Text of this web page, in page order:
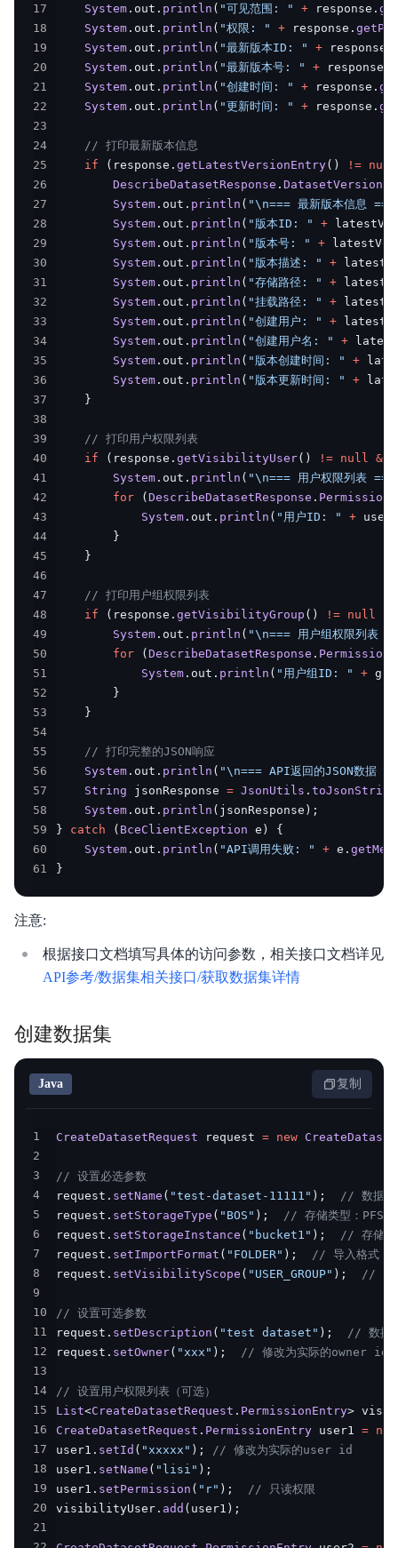
17
System . out . println ( "可见范围: " + response .
18
System . out . println ( "权限: " + response .
19
System . out . println ( "最新版本ID: " + response
20
System . out . println ( "最新版本号: " + response
21
System . out . println ( "创建时间: " + response .
22
System . out . println ( "更新时间: " + response .
23
24
// 打印最新版本信息
25
if ( response . getLatestVersionEntry( ) != null
26
DescribeDatasetResponse .
27
System . out . println ( "\n=== 最新版本信息
28
System . out . println ( "版本ID: " +
29
System . out . println ( "版本号: " +
30
System . out . println ( "版本描述: " +
31
System . out . println ( "存储路径: " +
32
System . out . println ( "挂载路径: " +
33
System . out . println ( "创建用户: " +
34
System . out . println ( "创建用户名: " +
35
System . out . println ( "版本创建时间: " +
36
System . out . println ( "版本更新时间: " +
37
}
38
39
// 打印用户权限列表
40
if ( response . getVisibilityUser( ) != null &&
41
System . out . println ( "\n=== 用户权限列表
42
for (DescribeDatasetResponse .
43
System . out . println ( "用户ID: " + user
44
}
45
}
46
47
// 打印用户组权限列表
48
if ( response . getVisibilityGroup ( ) != null
49
System . out . println ( "\n=== 用户组权限列表
50
for (DescribeDatasetResponse .
51
System . out . println ( "用户组ID: " +
52
}
53
}
54
55
// 打印完整的JSON响应
56
System . out . println ( "\n=== API返回的JSON数据
57
String jsonResponse = JsonUtils . toJsonString
58
System . out . println ( jsonResponse ) ;
59
} catch ( BceClientException e )
{
60
System . out . println ( "API调用失败: " + e .
61
}
注意:
根据接口文档填写具体的访问参数，相关接口文档详见
API参考/数据集相关接口/获取数据集详情
创建数据集
Java 复制
1 CreateDatasetRequest request = new
2
3
// 设置必选参数
4
request . setName ( "test-dataset-11111" ) ;
// 数据集
5
request . setStorageType ( "BOS" ) ;
// 存储类型：PFS
6
request . setStorageInstance ( "bucket1" ) ;
// 存储实
7
request . setImportFormat ( "FOLDER" ) ;
// 导入格式：
8
request . setVisibilityScope ( "USER_GROUP" ) ;
// 可见
9
10
// 设置可选参数
11
request . setDescription ( "test dataset" ) ;
// 数据
12
request . setOwner( "xxx" ) ;
// 修改为实际的owner id（
13
14
// 设置用户权限列表（可选）
15
List<CreateDatasetRequest . PermissionEntry>
16
CreateDatasetRequest . PermissionEntry user1 = new
17
user1 . setId ( "xxxxx" ) ;
// 修改为实际的user id
18
user1 . setName ( "lisi" ) ;
19
user1 . setPermission ( "r" ) ;
// 只读权限
20
visibilityUser . add ( user1 ) ;
21